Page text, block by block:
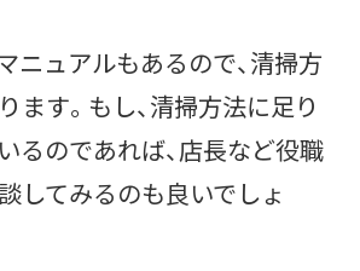
ニュアルもあるので、清掃方
ます。もし、清掃方法に足り
るのであれば、店長など役職
してみるのも良いでしょ